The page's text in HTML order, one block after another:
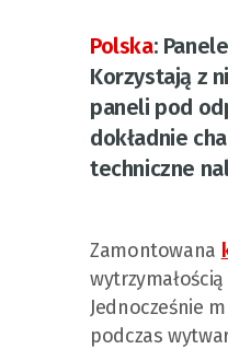
Polska:
Korzystają z
paneli pod
dokładnie
techniczne
Zamontowana
Jednocześnie
podczas